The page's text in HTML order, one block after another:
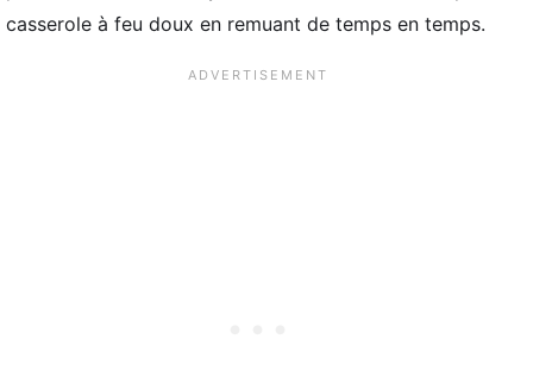
casserole à feu doux en remuant de temps en temps.